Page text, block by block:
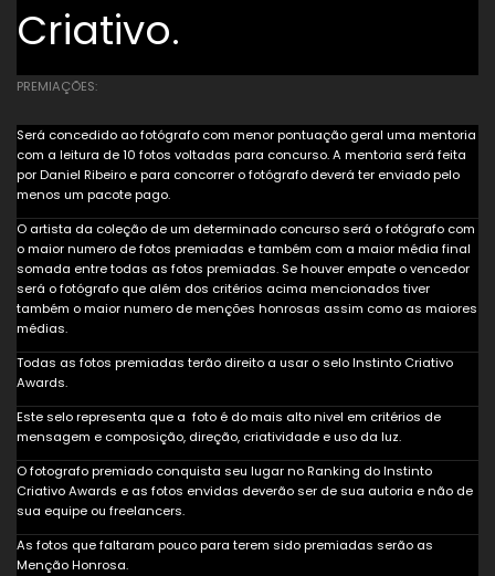
Criativo.
PREMIAÇÕES:
Será concedido ao fotógrafo com menor pontuação geral uma mentoria
com a leitura de 10 fotos voltadas para concurso. A mentoria será feita
por Daniel Ribeiro e para concorrer o fotógrafo deverá ter enviado pelo
menos um pacote pago.
O artista da coleção de um determinado concurso será o fotógrafo com
o maior numero de fotos premiadas e também com a maior média final
somada entre todas as fotos premiadas. Se houver empate o vencedor
será o fotógrafo que além dos critérios acima mencionados tiver
também o maior numero de menções honrosas assim como as maiores
médias.
Todas as fotos premiadas terão direito a usar o selo Instinto Criativo
Awards.
Este selo representa que a foto é do mais alto nivel em critérios de
mensagem e composição, direção, criatividade e uso da luz.
O fotografo premiado conquista seu lugar no Ranking do Instinto
Criativo Awards e as fotos envidas deverão ser de sua autoria e não de
sua equipe ou freelancers.
As fotos que faltaram pouco para terem sido premiadas serão as
Menção Honrosa.